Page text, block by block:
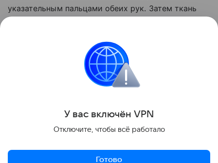
указательным пальцами обеих рук. Затем ткань
После этого рекомендуется повернуть
градусов и повторить растяжение.
У вас включён VPN
Отключите, чтобы всё работало
Готово